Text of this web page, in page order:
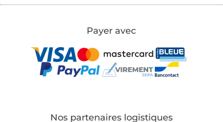
Payer avec
Nos partenaires logistiques